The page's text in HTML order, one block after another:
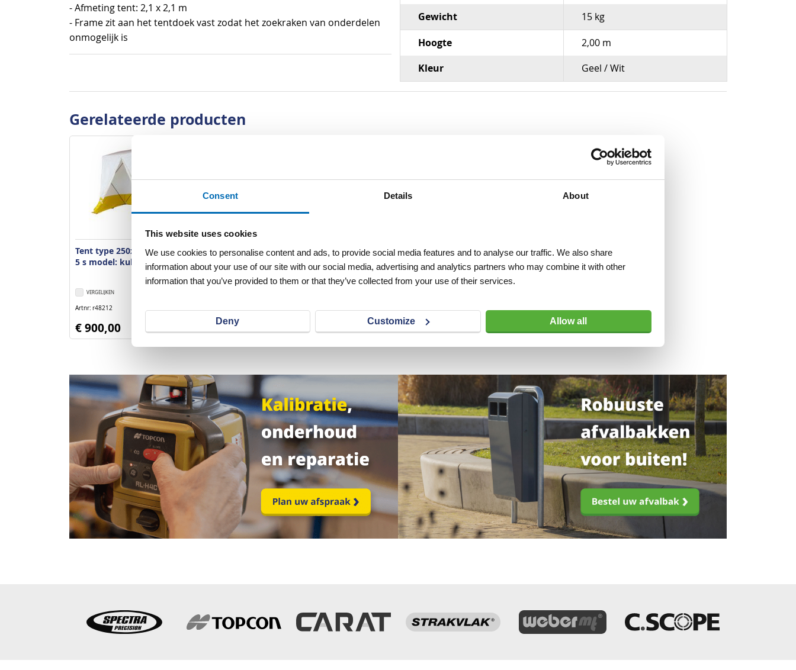
Consent Details About
This website uses cookies
We use cookies to personalise content and ads, to provide social media features and to analyse our traffic. We also share
information about your use of our site with our social media, advertising and analytics partners who may combine it with other
information that you’ve provided to them or that they’ve collected from your use of their services.
Deny Customize Allow all
- Afmeting tent: 2,1 x 2,1 m
- Frame zit aan het tentdoek vast zodat het zoekraken van onderdelen
onmogelijk is
Gewicht 15 kg
Hoogte 2,00 m
Kleur Geel / Wit
Gerelateerde producten
Tent type 250x250x200 cm
5 s model: kubus
VERGELIJKEN
Artnr r48212
€ 900,00
Tent type 180x180x200 cm
5 s model: kubus
€ 705,00